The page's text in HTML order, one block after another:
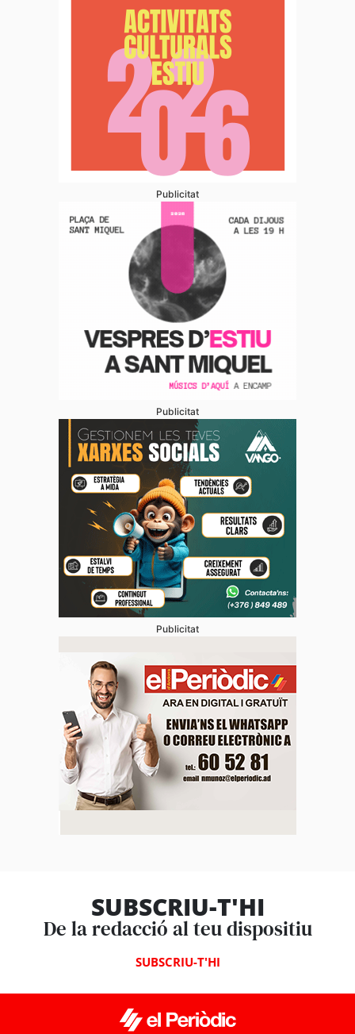
Publicitat
Publicitat
Publicitat
SUBSCRIU-T'HI
De la redacció al teu dispositiu
SUBSCRIU-T'HI